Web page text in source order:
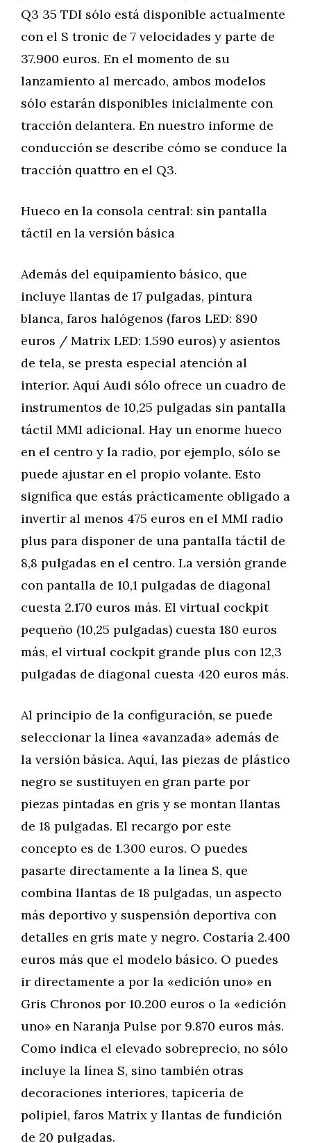
Q3 35 TDI sólo está disponible actualmente
con el S tronic de 7 velocidades y parte de
37.900 euros. En el momento de su
lanzamiento al mercado, ambos modelos
sólo estarán disponibles inicialmente con
tracción delantera. En nuestro informe de
conducción se describe cómo se conduce la
tracción quattro en el Q3.
Hueco en la consola central: sin pantalla
táctil en la versión básica
Además del equipamiento básico, que
incluye llantas de 17 pulgadas, pintura
blanca, faros halógenos (faros LED: 890
euros / Matrix LED: 1.590 euros) y asientos
de tela, se presta especial atención al
interior. Aquí Audi sólo ofrece un cuadro de
instrumentos de 10,25 pulgadas sin pantalla
táctil MMI adicional. Hay un enorme hueco
en el centro y la radio, por ejemplo, sólo se
puede ajustar en el propio volante. Esto
significa que estás prácticamente obligado a
invertir al menos 475 euros en el MMI radio
plus para disponer de una pantalla táctil de
8,8 pulgadas en el centro. La versión grande
con pantalla de 10,1 pulgadas de diagonal
cuesta 2.170 euros más. El virtual cockpit
pequeño (10,25 pulgadas) cuesta 180 euros
más, el virtual cockpit grande plus con 12,3
pulgadas de diagonal cuesta 420 euros más.
Al principio de la configuración, se puede
seleccionar la línea «avanzada» además de
la versión básica. Aquí, las piezas de plástico
negro se sustituyen en gran parte por
piezas pintadas en gris y se montan llantas
de 18 pulgadas. El recargo por este
concepto es de 1.300 euros. O puedes
pasarte directamente a la línea S, que
combina llantas de 18 pulgadas, un aspecto
más deportivo y suspensión deportiva con
detalles en gris mate y negro. Costaría 2.400
euros más que el modelo básico. O puedes
ir directamente a por la «edición uno» en
Gris Chronos por 10.200 euros o la «edición
uno» en Naranja Pulse por 9.870 euros más.
Como indica el elevado sobreprecio, no sólo
incluye la línea S, sino también otras
decoraciones interiores, tapicería de
polipiel, faros Matrix y llantas de fundición
de 20 pulgadas.